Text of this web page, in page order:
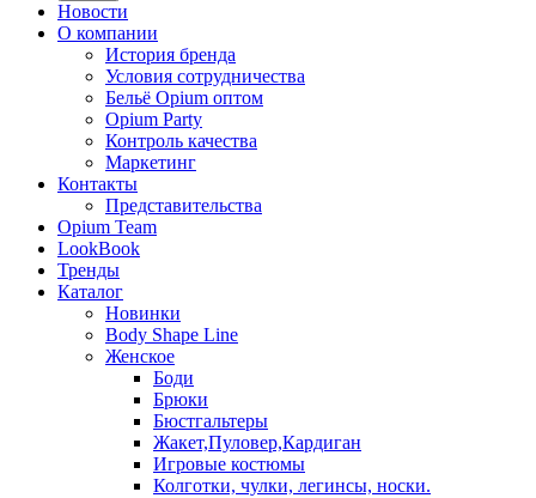
Новости
О компании
История бренда
Условия сотрудничества
Бельё Opium оптом
Opium Party
Контроль качества
Маркетинг
Контакты
Представительства
Opium Team
LookBook
Тренды
Каталог
Новинки
Body Shape Line
Женское
Боди
Брюки
Бюстгальтеры
Жакет,Пуловер,Кардиган
Игровые костюмы
Колготки, чулки, легинсы, носки.